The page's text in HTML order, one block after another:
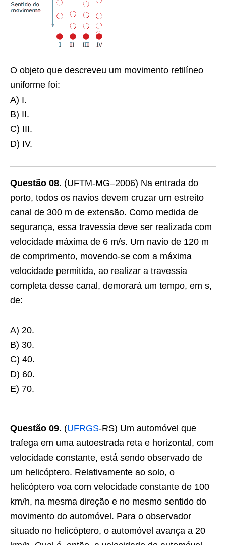
O objeto que descreveu um movimento retilíneo
uniforme foi:
A) I.
B) II.
C) III.
D) IV.
Questão 08. (UFTM-MG–2006) Na entrada do
porto, todos os navios devem cruzar um estreito
canal de 300 m de extensão. Como medida de
segurança, essa travessia deve ser realizada com
velocidade máxima de 6 m/s. Um navio de 120 m
de comprimento, movendo-se com a máxima
velocidade permitida, ao realizar a travessia
completa desse canal, demorará um tempo, em s,
de:
A) 20.
B) 30.
C) 40.
D) 60.
E) 70.
Questão 09. (UFRGS-RS) Um automóvel que
trafega em uma autoestrada reta e horizontal, com
velocidade constante, está sendo observado de
um helicóptero. Relativamente ao solo, o
helicóptero voa com velocidade constante de 100
km/h, na mesma direção e no mesmo sentido do
movimento do automóvel. Para o observador
situado no helicóptero, o automóvel avança a 20